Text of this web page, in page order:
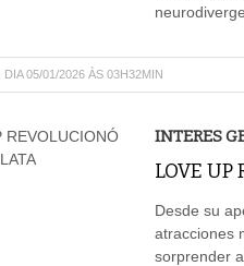
05/01/2026 ÀS 03H32MIN
INTERES
LOVE UP
Desde su
atracciones
sorprender